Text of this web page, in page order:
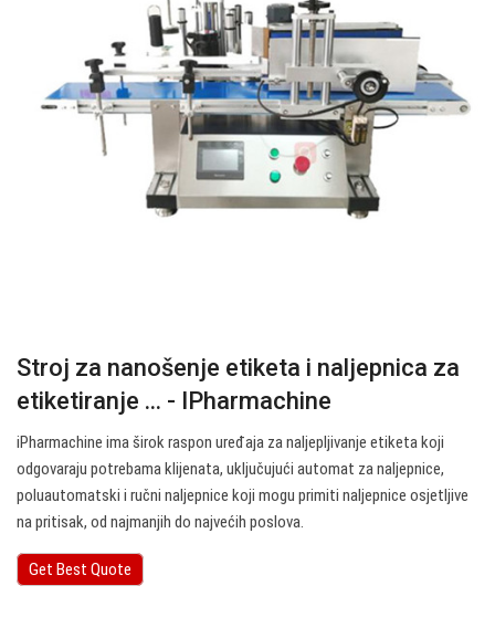
Stroj za nanošenje etiketa i naljepnica za
etiketiranje ... - IPharmachine
iPharmachine ima širok raspon uređaja za naljepljivanje etiketa koji
odgovaraju potrebama klijenata, uključujući automat za naljepnice,
poluautomatski i ručni naljepnice koji mogu primiti naljepnice osjetljive
na pritisak, od najmanjih do najvećih poslova.
Get Best Quote